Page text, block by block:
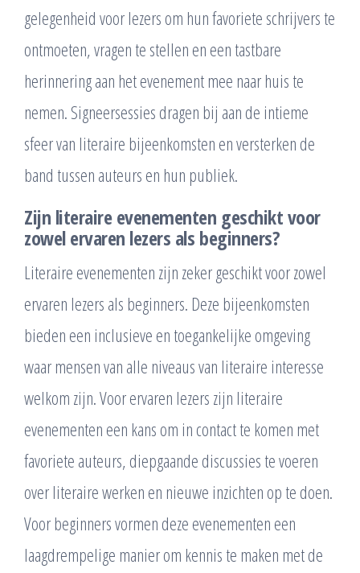
gelegenheid voor lezers om hun favoriete schrijvers te
ontmoeten, vragen te stellen en een tastbare
herinnering aan het evenement mee naar huis te
nemen. Signeersessies dragen bij aan de intieme
sfeer van literaire bijeenkomsten en versterken de
band tussen auteurs en hun publiek.
Zijn literaire evenementen geschikt voor
zowel ervaren lezers als beginners?
Literaire evenementen zijn zeker geschikt voor zowel
ervaren lezers als beginners. Deze bijeenkomsten
bieden een inclusieve en toegankelijke omgeving
waar mensen van alle niveaus van literaire interesse
welkom zijn. Voor ervaren lezers zijn literaire
evenementen een kans om in contact te komen met
favoriete auteurs, diepgaande discussies te voeren
over literaire werken en nieuwe inzichten op te doen.
Voor beginners vormen deze evenementen een
laagdrempelige manier om kennis te maken met de